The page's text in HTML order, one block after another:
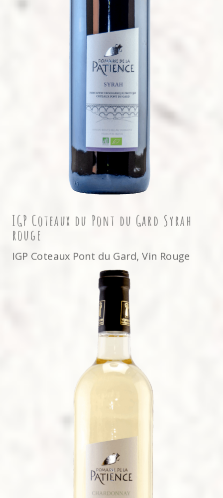
IGP Coteaux du Pont du Gard Syrah
rouge
IGP Coteaux Pont du Gard,Vin Rouge